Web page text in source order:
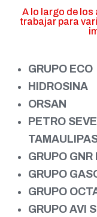
A lo largo de los
trabajar para
GRUPO ECO
HIDROSINA
ORSAN
PETRO
GRUPO
GRUPO
GRUPO
GRUPO AVI